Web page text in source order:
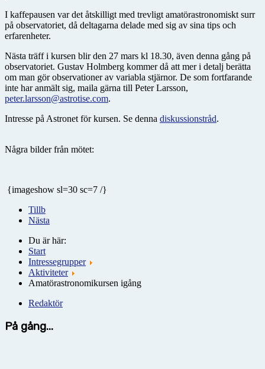
I kaffepausen var det åtskilligt med trevligt amatörastronomiskt surr
på observatoriet, då deltagarna delade med sig av sina tips och
erfarenheter.
Nästa träff i kursen blir den 27 mars kl 18.30, även denna gång på
observatoriet. Gustav Holmberg kommer då att mer i detalj berätta
om man gör observationer av variabla stjärnor. De som fortfarande
inte har anmält sig, maila gärna till Peter Larsson,
peter.larsson@astrotise.com.
Intresse på Astronet för kursen. Se denna diskussionstråd.
Några bilder från mötet:
{imageshow sl=30 sc=7 /}
Tillb
Nästa
Du är här:
Start
Intressegrupper
Aktiviteter
Amatörastronomikursen igång
Redaktör
På gång...